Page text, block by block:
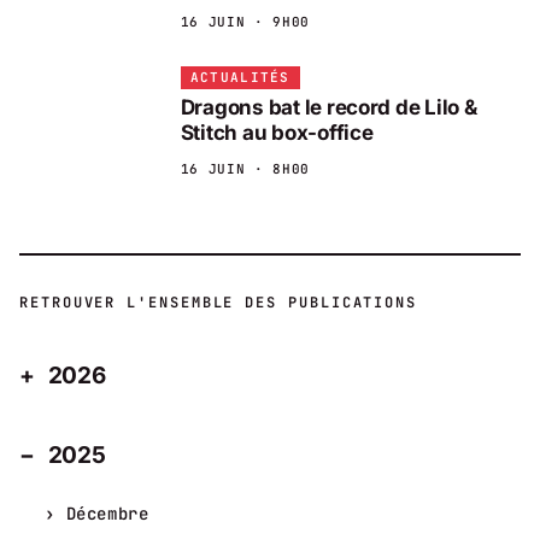
16 JUIN · 9H00
ACTUALITÉS
Dragons bat le record de Lilo &
Stitch au box-office
16 JUIN · 8H00
RETROUVER L'ENSEMBLE DES PUBLICATIONS
2026
2025
Décembre